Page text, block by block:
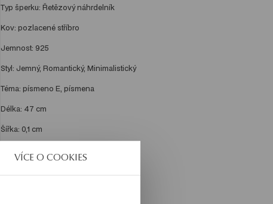
VÍCE O COOKIES
Typ šperku: Řetězový náhrdelník
Kov: pozlacené stříbro
Jemnost: 925
Styl: Jemný, Romantický, Minimalistický
Téma: písmeno E, písmena
Délka: 47 cm
Šířka: 0,1 cm
Šířka dekorativního prvku: 0,8 cm